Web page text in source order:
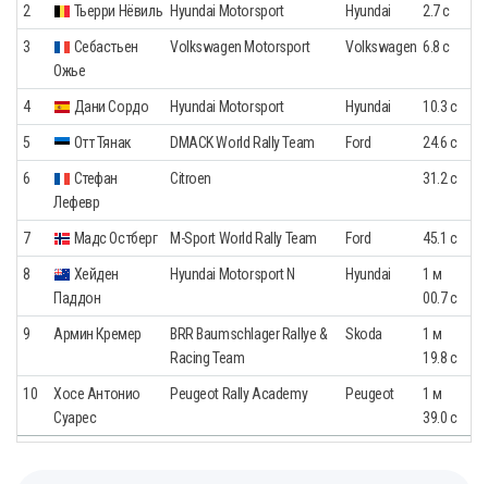
2 Тьерри Нёвиль Hyundai Motorsport Hyundai 2.7 с
3
Себастьен
Ожье
Volkswagen Motorsport Volkswagen 6.8 с
4 Дани Сордо Hyundai Motorsport Hyundai 10.3 с
5 Отт Тянак DMACK World Rally Team Ford 24.6 с
6
Стефан
Лефевр
Citroen 31.2 с
7 Мадс Остберг M-Sport World Rally Team Ford 45.1 с
8
Хейден
Паддон
Hyundai Motorsport N Hyundai
1 м
00.7 с
9 Армин Кремер
BRR Baumschlager Rallye &
Racing Team
Skoda
1 м
19.8 с
10
Хосе Антонио
Суарес
Peugeot Rally Academy Peugeot
1 м
39.0 с